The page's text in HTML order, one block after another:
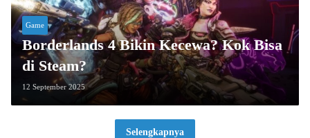
Game
Borderlands 4 Bikin Kecewa? Kok Bisa
di Steam?
12 September 2025
Selengkapnya